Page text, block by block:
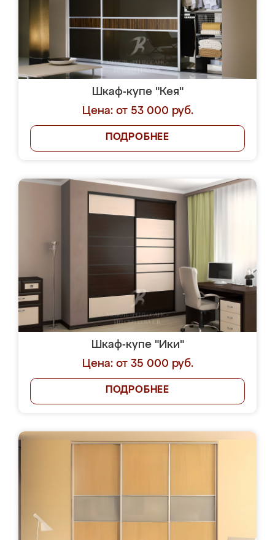
Шкаф-купе "Кея"
Цена: от 53 000 руб.
ПОДРОБНЕЕ
Шкаф-купе "Ики"
Цена: от 35 000 руб.
ПОДРОБНЕЕ